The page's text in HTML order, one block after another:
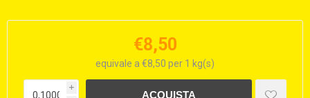
€8,50
equivale a €8,50 per 1 kg(s)
i